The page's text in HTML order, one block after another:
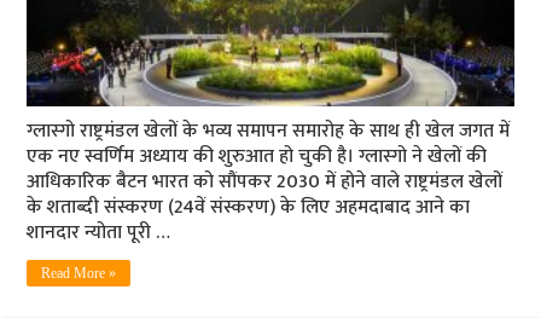
ग्लास्गो राष्ट्रमंडल खेलों के भव्य समापन समारोह के साथ ही खेल जगत में
एक नए स्वर्णिम अध्याय की शुरुआत हो चुकी है। ग्लास्गो ने खेलों की
आधिकारिक बैटन भारत को सौंपकर 2030 में होने वाले राष्ट्रमंडल खेलों
के शताब्दी संस्करण (24वें संस्करण) के लिए अहमदाबाद आने का
शानदार न्योता पूरी …
Read More »